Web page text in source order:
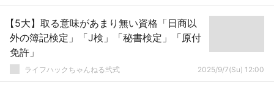
【5大】取る意味があまり無い資格「日商以
外の簿記検定」「J検」「秘書検定」「原付
免許」
ライフハックちゃんねる弐式 2025/9/7(Su) 12:00